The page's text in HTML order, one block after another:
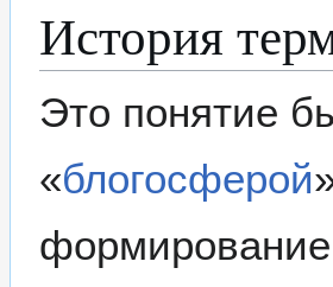
История
Это понятие
«блогосферой